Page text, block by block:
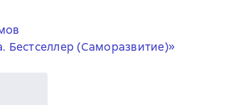
Бестселлер (Саморазвитие)»